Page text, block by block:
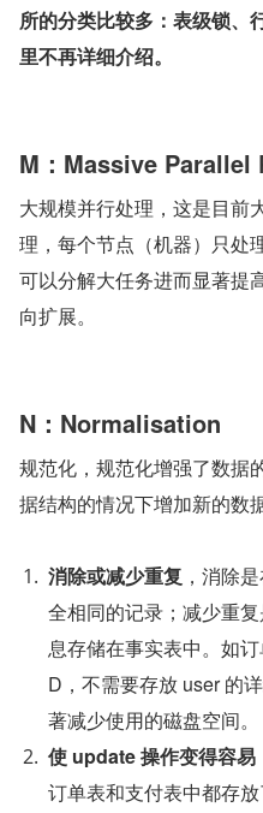
所的分类比较多：表级锁、
里不再详细介绍。
M：Massive Parallel
大规模并行处理，这是目前
理，每个节点（机器）只处
可以分解大任务进而显著提
向扩展。
N：Normalisation
规范化，规范化增强了数据
据结构的情况下增加新的数
消除或减少重复 ，消除
全相同的记录；减少重
息存储在事实表中。如
D，不需要存放 user 的
著减少使用的磁盘空间。
使 update 操作变得容易
订单表和支付表中都存